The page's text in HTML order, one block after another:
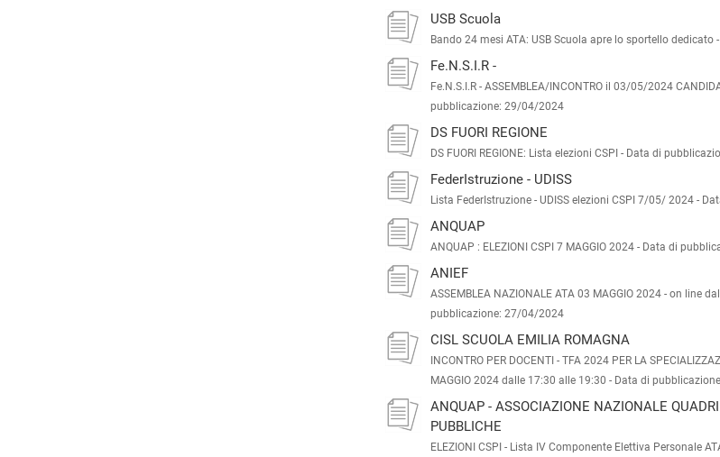
USB Scuola
Bando 24 mesi ATA: USB Scuola apre lo sportello dedicato -
Fe.N.S.I.R -
Fe.N.S.I.R - ASSEMBLEA/INCONTRO il 03/05/2024
pubblicazione: 29/04/2024
DS FUORI REGIONE
DS FUORI REGIONE: Lista elezioni CSPI - Data di
FederIstruzione - UDISS
Lista FederIstruzione - UDISS elezioni CSPI 7/05/ 2024 -
ANQUAP
ANQUAP : ELEZIONI CSPI 7 MAGGIO 2024 - Data di
ANIEF
ASSEMBLEA NAZIONALE ATA 03 MAGGIO 2024 - on line
pubblicazione: 27/04/2024
CISL SCUOLA EMILIA ROMAGNA
INCONTRO PER DOCENTI - TFA 2024 PER LA
MAGGIO 2024 dalle 17:30 alle 19:30 - Data di
ANQUAP - ASSOCIAZIONE NAZIONALE
PUBBLICHE
ELEZIONI CSPI - Lista IV Componente Elettiva Personale